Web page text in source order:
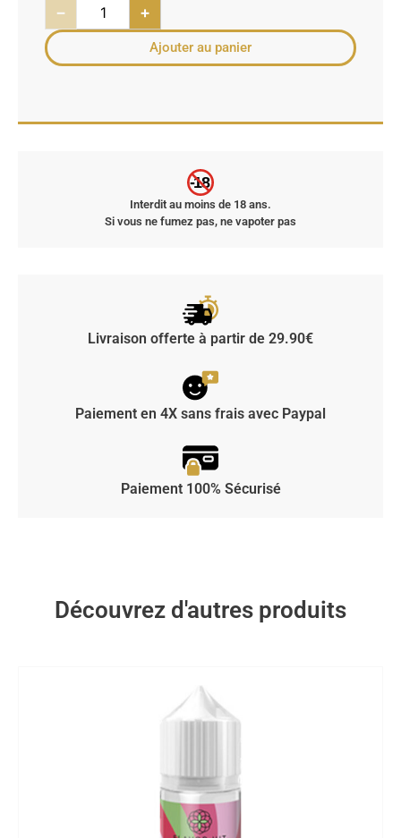
− +
Ajouter au panier
-18
Interdit au moins de 18 ans.
Si vous ne fumez pas, ne vapoter pas
Livraison offerte à partir de 29.90€
Paiement en 4X sans frais avec Paypal
Paiement 100% Sécurisé
Découvrez d'autres produits